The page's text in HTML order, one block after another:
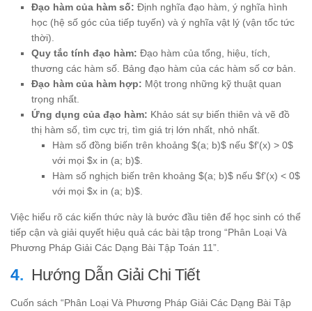
Đạo hàm của hàm số: Định nghĩa đạo hàm, ý nghĩa hình
học (hệ số góc của tiếp tuyến) và ý nghĩa vật lý (vận tốc tức
thời).
Quy tắc tính đạo hàm: Đạo hàm của tổng, hiệu, tích,
thương các hàm số. Bảng đạo hàm của các hàm số cơ bản.
Đạo hàm của hàm hợp: Một trong những kỹ thuật quan
trọng nhất.
Ứng dụng của đạo hàm: Khảo sát sự biến thiên và vẽ đồ
thị hàm số, tìm cực trị, tìm giá trị lớn nhất, nhỏ nhất.
Hàm số đồng biến trên khoảng $(a; b)$ nếu $f'(x) > 0$
với mọi $x in (a; b)$.
Hàm số nghịch biến trên khoảng $(a; b)$ nếu $f'(x) < 0$
với mọi $x in (a; b)$.
Việc hiểu rõ các kiến thức này là bước đầu tiên để học sinh có thể
tiếp cận và giải quyết hiệu quả các bài tập trong “Phân Loại Và
Phương Pháp Giải Các Dạng Bài Tập Toán 11”.
Hướng Dẫn Giải Chi Tiết
Cuốn sách “Phân Loại Và Phương Pháp Giải Các Dạng Bài Tập